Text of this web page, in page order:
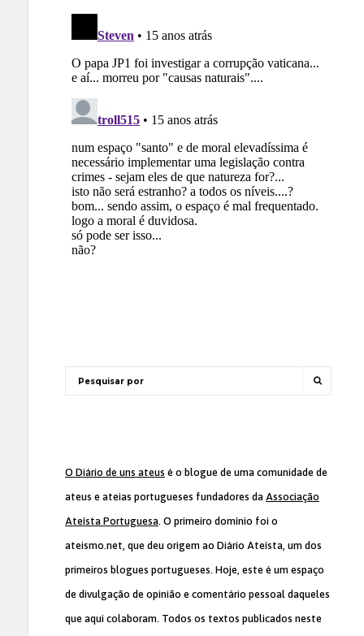
O Diário de uns ateus é o blogue de uma comunidade de
ateus e ateias portugueses fundadores da Associação
Ateísta Portuguesa. O primeiro domínio foi o
ateismo.net, que deu origem ao Diário Ateísta, um dos
primeiros blogues portugueses. Hoje, este é um espaço
de divulgação de opinião e comentário pessoal daqueles
que aqui colaboram. Todos os textos publicados neste